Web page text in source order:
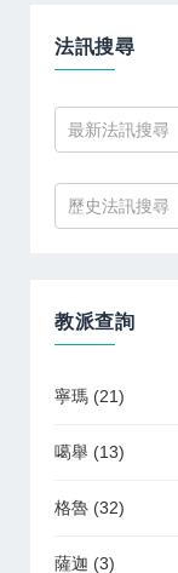
法訊搜尋
教派查詢
寧瑪 (21)
噶舉 (13)
格魯 (32)
薩迦 (3)